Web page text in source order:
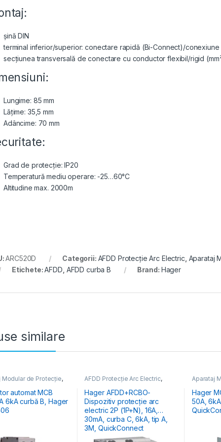
șină DIN
terminal inferior/superior: conectare rapidă (Bi-Connect)/conexiune
secțiunea transversală de conectare cu conductor flexibil/rigid
Lungime: 85 mm
Lățime: 35,5 mm
Adâncime: 70 mm
Grad de protecție: IP20
Temperatură mediu operare: -25…60°C
Altitudine max. 2000m
ARC520D Categorii: AFDD Protecție Arc Electric, Aparataj
Etichete:AFDD, AFDD curba B Brand: Hager
similare
Modular de Protecție,
Energiei
Automate
automat MCB
6kA curbă B, Hager
AFDD Protecție Arc Electric,
Aparataj Modular de Protecție
Distribuția Energiei
Hager AFDD+RCBO-
Dispozitiv protecție arc
electric 2P (1P+N), 16A,
30mA, curba C, 6kA, tip A,
3M, QuickConnect
Aparataj
Hager
50A, 6kA, curbă B, 1M,